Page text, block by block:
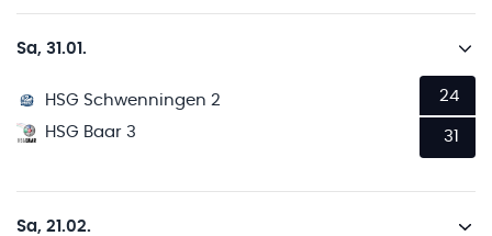
Sa, 31.01.
HSG Schwenningen 2
HSG Baar 3
24
31
Sa, 21.02.